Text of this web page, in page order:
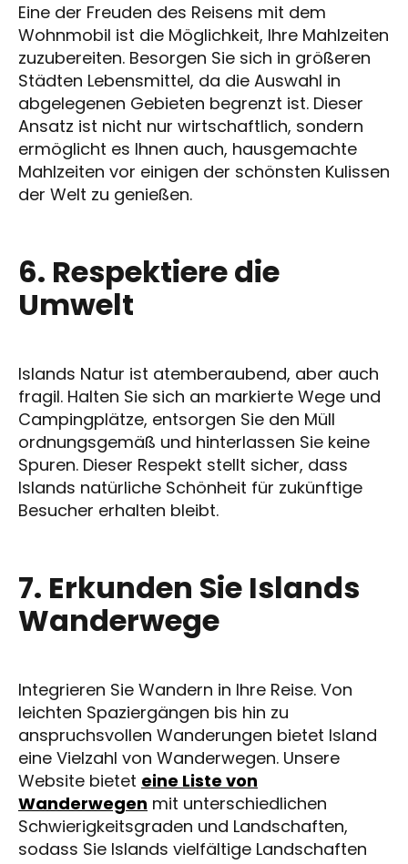
Eine der Freuden des Reisens mit dem
Wohnmobil ist die Möglichkeit, Ihre Mahlzeiten
zuzubereiten. Besorgen Sie sich in größeren
Städten Lebensmittel, da die Auswahl in
abgelegenen Gebieten begrenzt ist. Dieser
Ansatz ist nicht nur wirtschaftlich, sondern
ermöglicht es Ihnen auch, hausgemachte
Mahlzeiten vor einigen der schönsten Kulissen
der Welt zu genießen.
6. Respektiere die
Umwelt
Islands Natur ist atemberaubend, aber auch
fragil. Halten Sie sich an markierte Wege und
Campingplätze, entsorgen Sie den Müll
ordnungsgemäß und hinterlassen Sie keine
Spuren. Dieser Respekt stellt sicher, dass
Islands natürliche Schönheit für zukünftige
Besucher erhalten bleibt.
7. Erkunden Sie Islands
Wanderwege
Integrieren Sie Wandern in Ihre Reise. Von
leichten Spaziergängen bis hin zu
anspruchsvollen Wanderungen bietet Island
eine Vielzahl von Wanderwegen. Unsere
Website bietet eine Liste von
Wanderwegen mit unterschiedlichen
Schwierigkeitsgraden und Landschaften,
sodass Sie Islands vielfältige Landschaften